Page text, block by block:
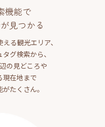
機能で
見つかる
る観光エリア、
グ検索から、
の見どころや
現在地まで
たくさん。